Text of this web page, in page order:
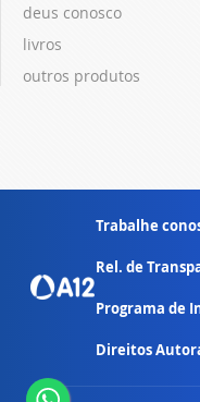
deus conosco
livros
outros produtos
Trabalhe
Rel. de
Programa de
Direitos